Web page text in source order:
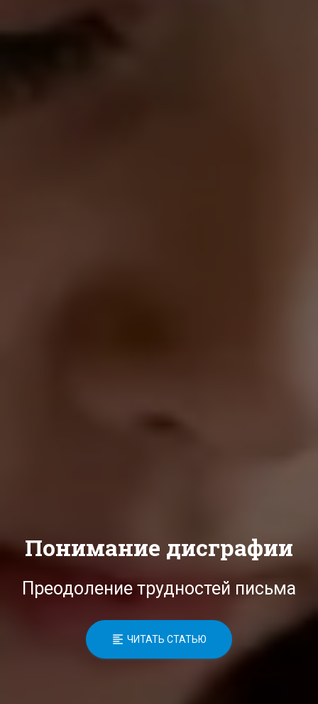
Понимание дисграфии
Преодоление трудностей письма
ЧИТАТЬ СТАТЬЮ